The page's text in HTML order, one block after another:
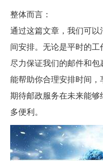
整体而言：
通过这篇文章，我们可
间安排。无论是平时的
尽力保证我们的邮件和
能帮助你合理安排时间
期待邮政服务在未来能
多便利。